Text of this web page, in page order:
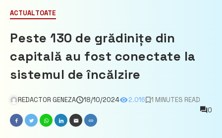
ACTUALTOATE
Peste 130 de grădinițe din
capitală au fost conectate la
sistemul de încălzire
REDACTOR GENEZA 18/10/2024 2.016
1 MINUTES READ
0